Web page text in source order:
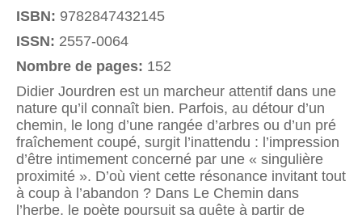
ISBN: 9782847432145
ISSN: 2557-0064
Nombre de pages: 152
Didier Jourdren est un marcheur attentif dans une
nature qu’il connaît bien. Parfois, au détour d’un
chemin, le long d’une rangée d’arbres ou d’un pré
fraîchement coupé, surgit l’inattendu : l’impression
d’être intimement concerné par une « singulière
proximité ». D’où vient cette résonance invitant tout
à coup à l’abandon ? Dans Le Chemin dans
l’herbe, le poète poursuit sa quête à partir de